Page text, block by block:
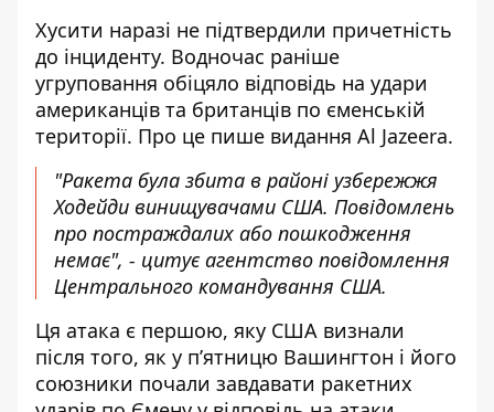
Хусити наразі не підтвердили причетність
до інциденту. Водночас раніше
угруповання обіцяло відповідь на удари
американців та британців по єменській
території. Про це пише видання Al Jazeera.
"Ракета була збита в районі узбережжя
Ходейди винищувачами США. Повідомлень
про постраждалих або пошкодження
немає", - цитує агентство повідомлення
Центрального командування США.
Ця атака є першою, яку США визнали
після того, як у п’ятницю Вашингтон і його
союзники почали завдавати ракетних